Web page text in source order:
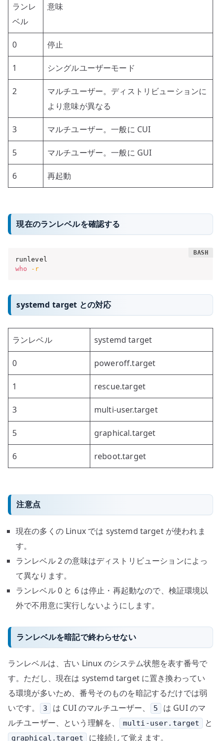
ランレ
ベル
意味
0 停止
1 シングルユーザーモード
2
マルチユーザー。ディストリビューションに
より意味が異なる
3 マルチユーザー。一般に CUI
5 マルチユーザー。一般に GUI
6 再起動
現在のランレベルを確認する
who
-r
systemd target との対応
ランレベル systemd target
0 poweroff.target
1 rescue.target
3 multi-user.target
5 graphical.target
6 reboot.target
注意点
現在の多くの Linux では systemd target が使われま
す。
ランレベル 2 の意味はディストリビューションによっ
て異なります。
ランレベル 0 と 6 は停止・再起動なので、検証環境以
外で不用意に実行しないようにします。
ランレベルを暗記で終わらせない
ランレベルは、古い Linux のシステム状態を表す番号で
す。ただし、現在は systemd target に置き換わってい
る環境が多いため、番号そのものを暗記するだけでは弱
いです。
3 は CUI のマルチユーザー、 5
は GUI のマ
ルチユーザー、という理解を、
multi-user.target と
graphical.target に接続して覚えます。